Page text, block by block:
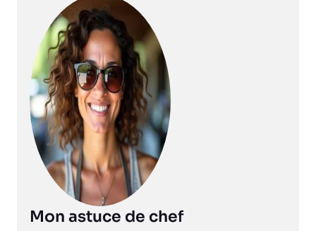
Mon astuce de chef